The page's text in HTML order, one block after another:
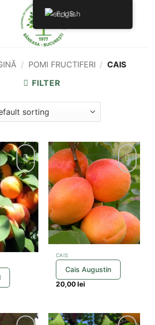
/ POMI FRUCTIFERI / CAIS
FILTER
CAIS
Cais Augustin
20,00lei
English